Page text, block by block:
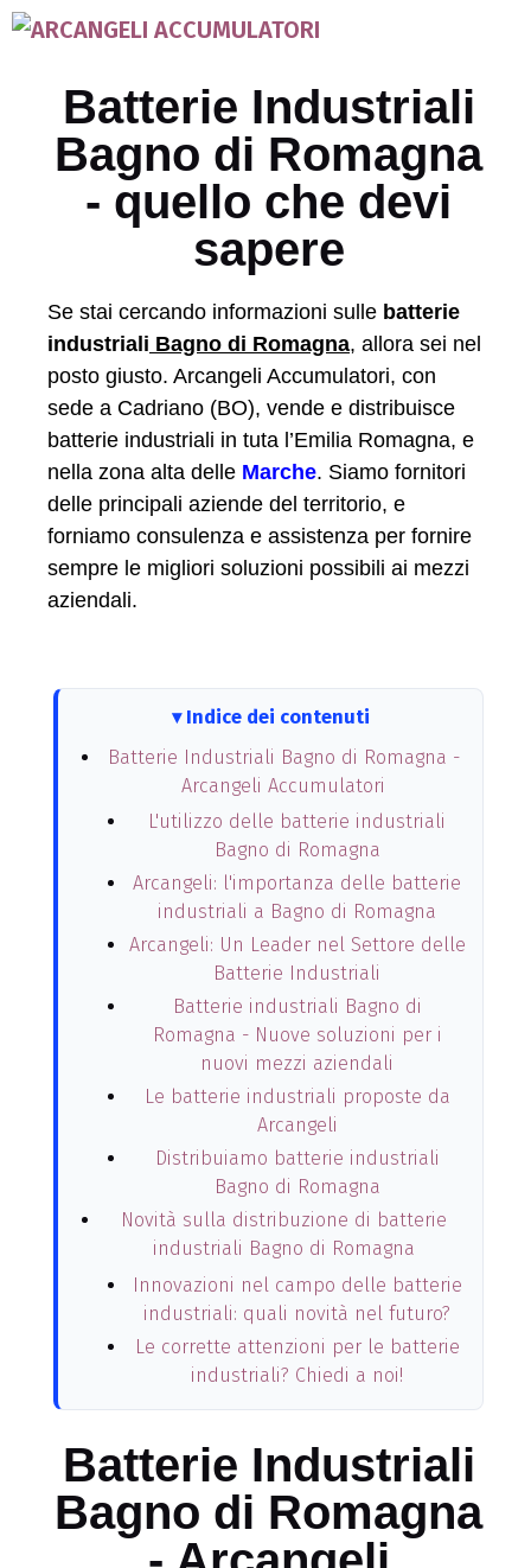
Batterie Industriali
Bagno di Romagna
- quello che devi
sapere
Se stai cercando informazioni sulle batterie
industriali Bagno di Romagna, allora sei nel
posto giusto. Arcangeli Accumulatori, con
sede a Cadriano (BO), vende e distribuisce
batterie industriali in tuta l’Emilia Romagna, e
nella zona alta delle Marche. Siamo fornitori
delle principali aziende del territorio, e
forniamo consulenza e assistenza per fornire
sempre le migliori soluzioni possibili ai mezzi
aziendali.
Indice dei contenuti
Batterie Industriali Bagno di Romagna -
Arcangeli Accumulatori
L'utilizzo delle batterie industriali
Bagno di Romagna
Arcangeli: l'importanza delle batterie
industriali a Bagno di Romagna
Arcangeli: Un Leader nel Settore delle
Batterie Industriali
Batterie industriali Bagno di
Romagna - Nuove soluzioni per i
nuovi mezzi aziendali
Le batterie industriali proposte da
Arcangeli
Distribuiamo batterie industriali
Bagno di Romagna
Novità sulla distribuzione di batterie
industriali Bagno di Romagna
Innovazioni nel campo delle batterie
industriali: quali novità nel futuro?
Le corrette attenzioni per le batterie
industriali? Chiedi a noi!
Batterie Industriali
Bagno di Romagna